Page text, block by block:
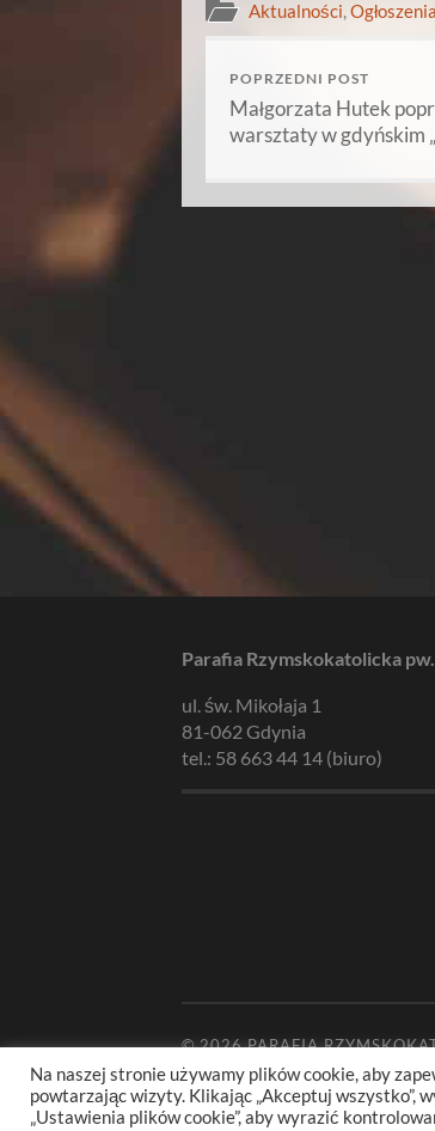
Aktualności,Ogłoszenia
POPRZEDNI POST
Małgorzata Hutek
warsztaty w gdyńskim
Parafia Rzymskokatolicka
ul. św. Mikołaja 1
81-062 Gdynia
tel.: 58 663 44 14 (biuro)
© 2026PARAFIA
Na naszej stronie używamy plików cookie, aby
powtarzając wizyty. Klikając „Akceptuj wszystko”,
„Ustawienia plików cookie”, aby wyrazić